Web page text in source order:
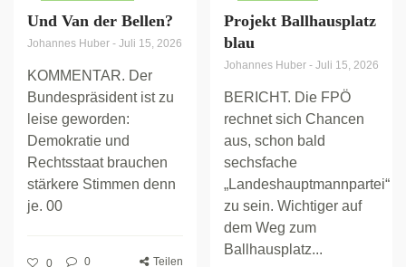
Und Van der Bellen?
Johannes Huber - Juli 15, 2026
KOMMENTAR. Der
Bundespräsident ist zu
leise geworden:
Demokratie und
Rechtsstaat brauchen
stärkere Stimmen denn
je. 00
0 0 Teilen
Projekt Ballhausplatz
blau
Johannes Huber - Juli 15, 2026
BERICHT. Die FPÖ
rechnet sich Chancen
aus, schon bald
sechsfache
„Landeshauptmannpartei“
zu sein. Wichtiger auf
dem Weg zum
Ballhausplatz...